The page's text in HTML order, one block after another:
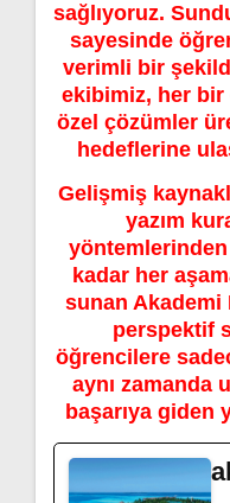
sağlıyoruz.
sayesinde
verimli bir
ekibimiz, her bir
özel çözümler
hedeflerine
Gelişmiş
yazım
kadar her
sunan
perspektif
öğrencilere
aynı zamanda
başarıya giden